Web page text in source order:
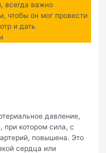
всегда важно
чтобы он мог провести
и дать
давление,
при котором сила, с
повышена. Это
сердца или